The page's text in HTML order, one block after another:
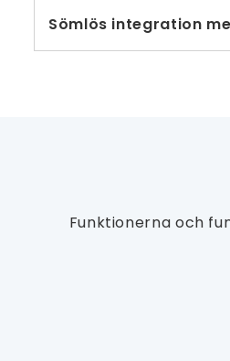
Sömlös integration
Funktionerna och